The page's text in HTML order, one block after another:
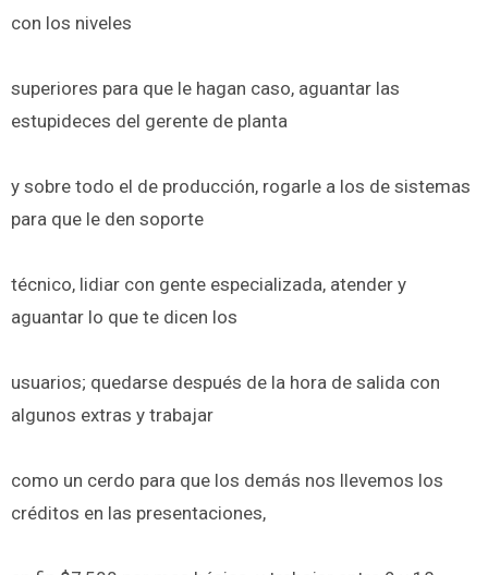
con los niveles
superiores para que le hagan caso, aguantar las
estupideces del gerente de planta
y sobre todo el de producción, rogarle a los de sistemas
para que le den soporte
técnico, lidiar con gente especializada, atender y
aguantar lo que te dicen los
usuarios; quedarse después de la hora de salida con
algunos extras y trabajar
como un cerdo para que los demás nos llevemos los
créditos en las presentaciones,